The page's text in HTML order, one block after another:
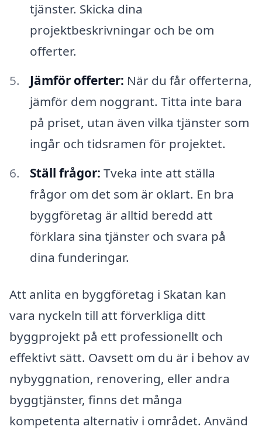
tjänster. Skicka dina
projektbeskrivningar och be om
offerter.
Jämför offerter: När du får offerterna,
jämför dem noggrant. Titta inte bara
på priset, utan även vilka tjänster som
ingår och tidsramen för projektet.
Ställ frågor: Tveka inte att ställa
frågor om det som är oklart. En bra
byggföretag är alltid beredd att
förklara sina tjänster och svara på
dina funderingar.
Att anlita en byggföretag i Skatan kan
vara nyckeln till att förverkliga ditt
byggprojekt på ett professionellt och
effektivt sätt. Oavsett om du är i behov av
nybyggnation, renovering, eller andra
byggtjänster, finns det många
kompetenta alternativ i området. Använd